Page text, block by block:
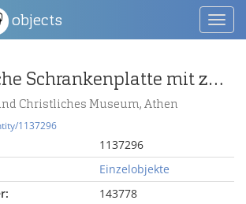
objects
byzantinische Schrankenplatte mit zwei antithetischen Löwen
Christliches Museum, Athen
1137296
1137296
Einzelobjekte
143778